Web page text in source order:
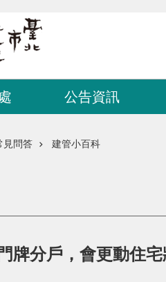
公告資訊
見問答 建管小百科
牌分戶，會更動住